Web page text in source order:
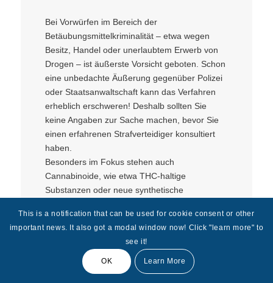
Bei Vorwürfen im Bereich der
Betäubungsmittelkriminalität – etwa wegen
Besitz, Handel oder unerlaubtem Erwerb von
Drogen – ist äußerste Vorsicht geboten. Schon
eine unbedachte Äußerung gegenüber Polizei
oder Staatsanwaltschaft kann das Verfahren
erheblich erschweren! Deshalb sollten Sie
keine Angaben zur Sache machen, bevor Sie
einen erfahrenen Strafverteidiger konsultiert
haben.
Besonders im Fokus stehen auch
Cannabinoide, wie etwa THC-haltige
Substanzen oder neue synthetische
fälschlicherweise für legale oder harmlosere
Produkte gehalten werden. Dennoch sind auch
diese Substanzen nach dem
Betäubungsmittelgesetz strafbar, was oft zu
empfindlichen Strafen führt.
This is a notification that can be used for cookie consent or other
important news. It also got a modal window now! Click "learn more" to
see it!
OK Learn More